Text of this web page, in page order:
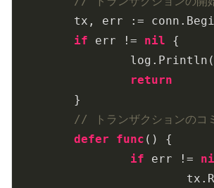
tx, err :=
if err != nil {
return
// トランザクションのコ
defer
func ()
{
if err !=